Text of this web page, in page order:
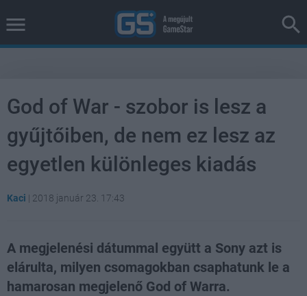
God of War - szobor is lesz a
gyűjtőiben, de nem ez lesz az
egyetlen különleges kiadás
Kaci | 2018 január 23. 17:43
A megjelenési dátummal együtt a Sony azt is
elárulta, milyen csomagokban csaphatunk le a
hamarosan megjelenő God of Warra.